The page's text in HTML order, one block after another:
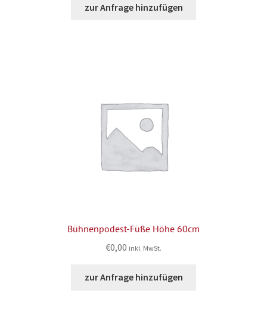
zur Anfrage hinzufügen
Bühnenpodest-Füße Höhe 60cm
€0,00 inkl. MwSt.
zur Anfrage hinzufügen